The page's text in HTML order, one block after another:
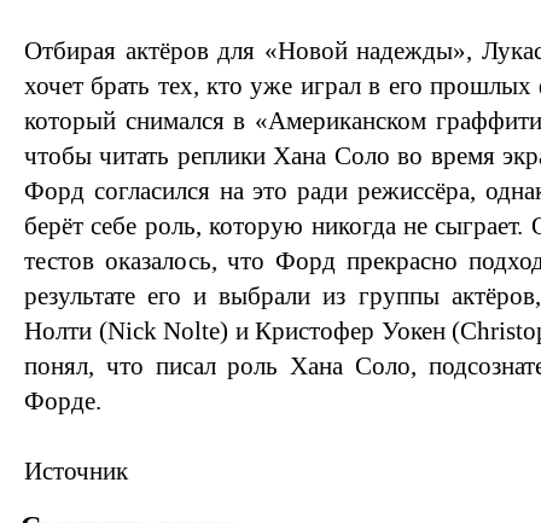
Отбирая актёров для «Новой надежды»,
хочет брать тех, кто уже играл в его
который снимался в «Американском
чтобы читать реплики Хана Соло во время
Форд согласился на это ради режиссёра,
берёт себе роль, которую никогда не
тестов оказалось, что Форд прекрасно
результате его и выбрали из группы
Нолти (Nick Nolte) и Кристофер Уокен
понял, что писал роль Хана Соло,
Форде.
Источник